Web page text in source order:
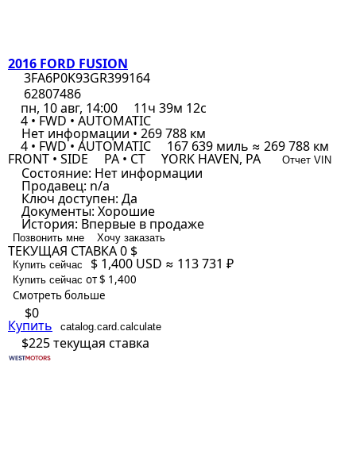
2016 FORD FUSION
3FA6P0K93GR399164
62807486
пн, 10 авг, 14:00
11ч 39м 12с
4 • FWD • AUTOMATIC
Нет информации • 269 788 км
4 • FWD • AUTOMATIC 167 639 миль ≈ 269 788 км
FRONT • SIDE PA • CT YORK HAVEN, PA Отчет VIN
Состояние: Нет информации
Продавец: n/a
Ключ доступен: Да
Документы: Хорошие
История: Впервые в продаже
Позвонить мне Хочу заказать
ТЕКУЩАЯ СТАВКА0 $
Купить сейчас $ 1,400 USD ≈ 113 731 ₽
Купить сейчас от $ 1,400
Смотреть больше
$0
Купить catalog.card.calculate
$225текущая ставка